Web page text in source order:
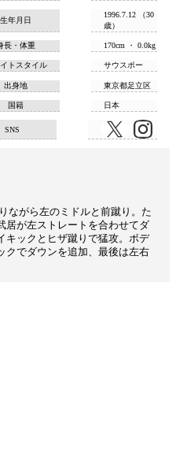
生年月日
1996.7.12 （30
歳）
長・体重 170cm ・ 0.0kg
トスタイル サウスポー
出身地 東京都足立区
国籍 日本
SNS
ながら左のミドルと前蹴り。た
居が左ストレートを合わせてダ
キックとヒザ蹴りで猛攻。ボデ
クでダウンを追加、最後は左右